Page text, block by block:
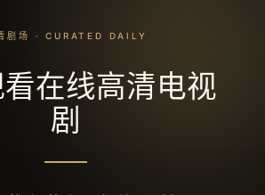
在线高清电视
剧